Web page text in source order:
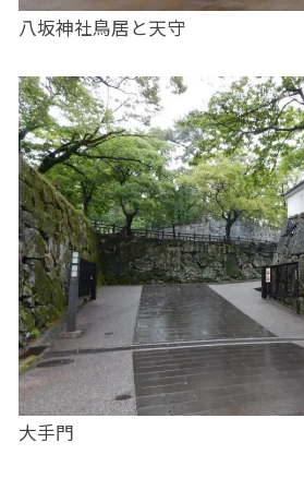
八坂神社鳥居と天守
大手門